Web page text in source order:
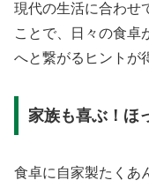
現代の生活に合わせ
ことで、日々の食卓
へと繋がるヒントが
家族も喜ぶ！ほ
食卓に自家製たくあ